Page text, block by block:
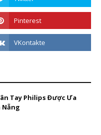
Tay Philips Được Ưa
Nẵng